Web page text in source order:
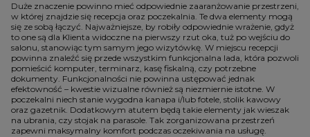
Duże znaczenie powinno mieć odpowiednie zaaranżowanie przestrzeni,
w której znajdzie się recepcja oraz poczekalnia. Te dwa elementy mogą
się ze sobą łączyć. Najważniejsze, by robiły odpowiednie wrażenie, gdyż
to one są dla Klienta widoczne na pierwszy rzut oka, tuż po wejściu do
salonu, stanowiąc tym samym jego wizytówkę. W miejscu recepcji
powinna znaleźć się przede wszystkim funkcjonalna lada, która pozwoli
pomieścić komputer, terminarz, kasę fiskalną, czy potrzebne
dokumenty. Funkcjonalności nie powinna ustępować jednak
efektowność – kwestie wizualne również są niezmiernie istotne. W
poczekalni niech stanie wygodna kanapa i/lub fotele, stolik kawowy
oraz gazetnik. Dodatkowym atutem będą takie elementy jak wieszak
na ubrania, czy stojak na parasole. Tak zorganizowana przestrzeń
zapewni maksymalny komfort podczas oczekiwania na usługę.